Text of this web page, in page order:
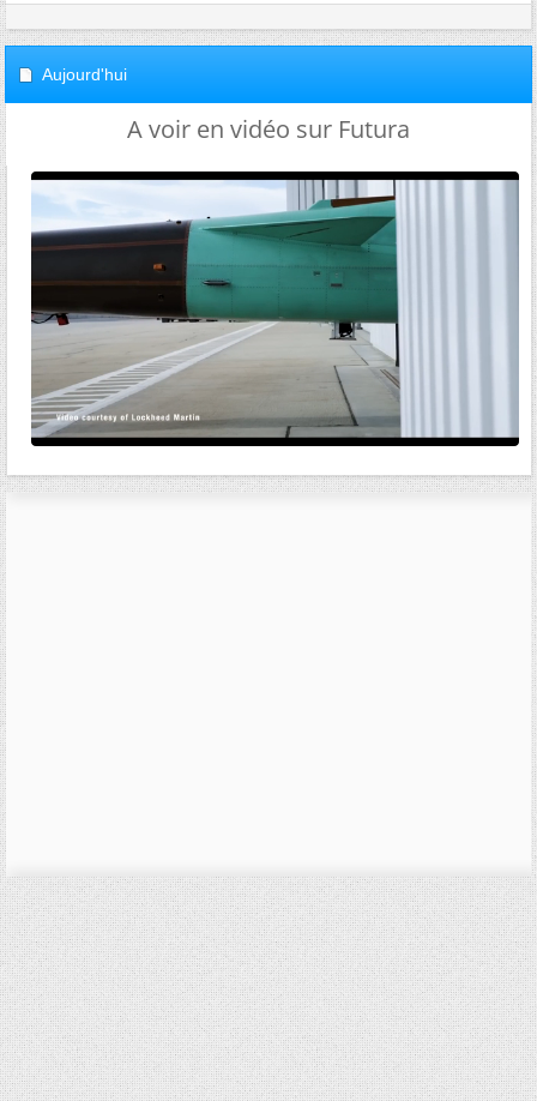
Aujourd'hui
A voir en vidéo sur Futura